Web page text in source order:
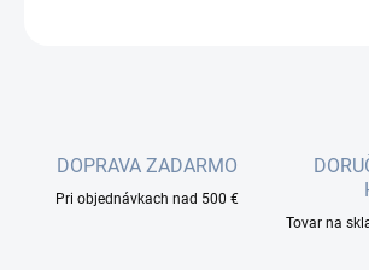
DOPRAVA ZADARMO
Pri objednávkach nad 500 €
Tovar na